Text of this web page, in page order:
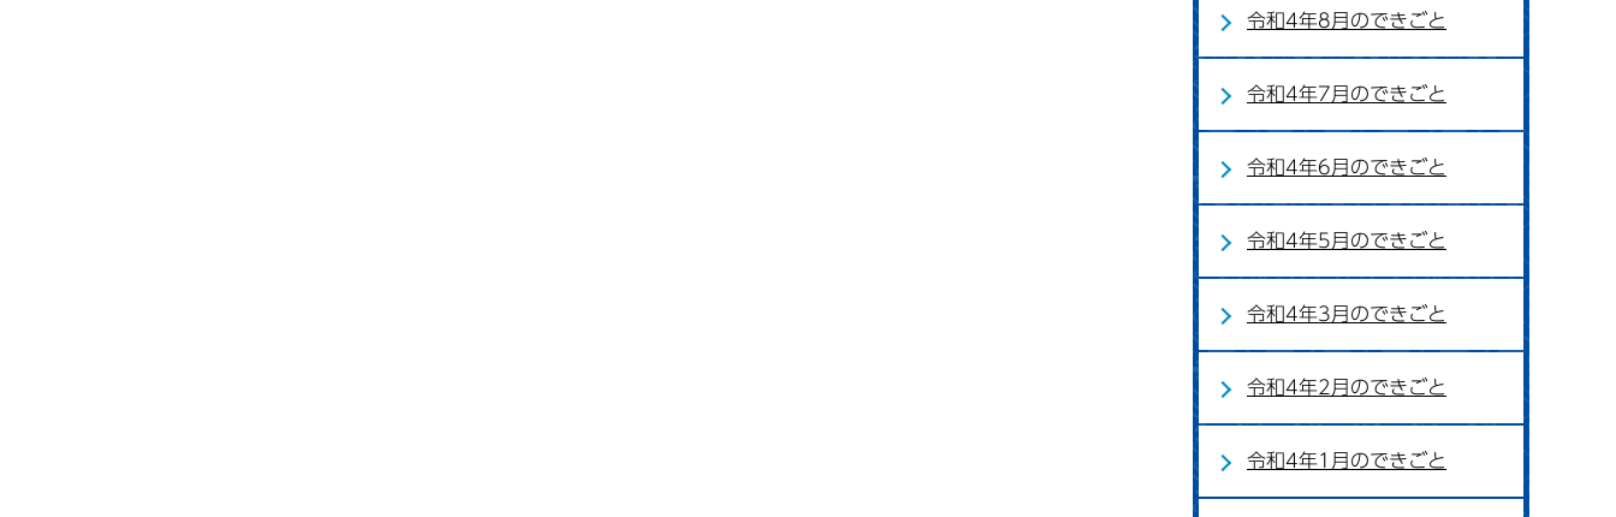
令和4年8月のできごと
令和4年7月のできごと
令和4年6月のできごと
令和4年5月のできごと
令和4年3月のできごと
令和4年2月のできごと
令和4年1月のできごと